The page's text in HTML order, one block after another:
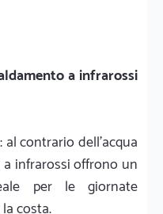
a infrarossi
al contrario dell'acqua
infrarossi offrono un
per le giornate
costa.